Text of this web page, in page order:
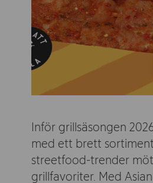
Inför grillsäsongen
med ett brett
streetfood-trender
grillfavoriter. Med